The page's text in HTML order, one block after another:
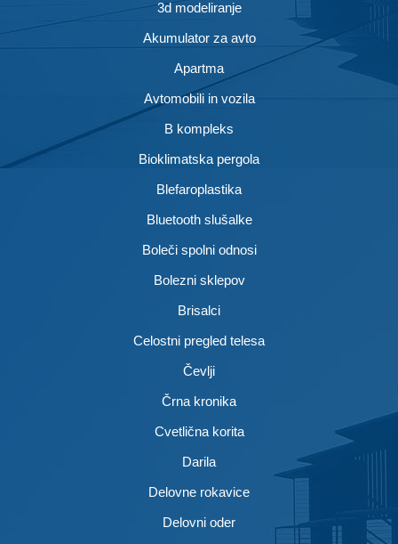
3d modeliranje
Akumulator za avto
Apartma
Avtomobili in vozila
B kompleks
Bioklimatska pergola
Blefaroplastika
Bluetooth slušalke
Boleči spolni odnosi
Bolezni sklepov
Brisalci
Celostni pregled telesa
Čevlji
Črna kronika
Cvetlična korita
Darila
Delovne rokavice
Delovni oder